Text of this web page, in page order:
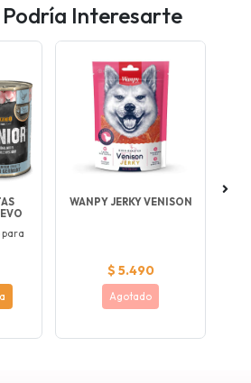
Podría Interesarte
WANPY JERKY VENISON
$ 5.490
Agotado